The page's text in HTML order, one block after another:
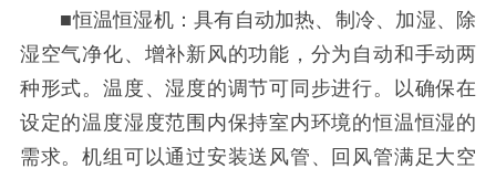
■恒温恒湿机：具有自动加热、制冷、加湿、除
湿空气净化、增补新风的功能，分为自动和手动两
种形式。温度、湿度的调节可同步进行。以确保在
设定的温度湿度范围内保持室内环境的恒温恒湿的
需求。机组可以通过安装送风管、回风管满足大空